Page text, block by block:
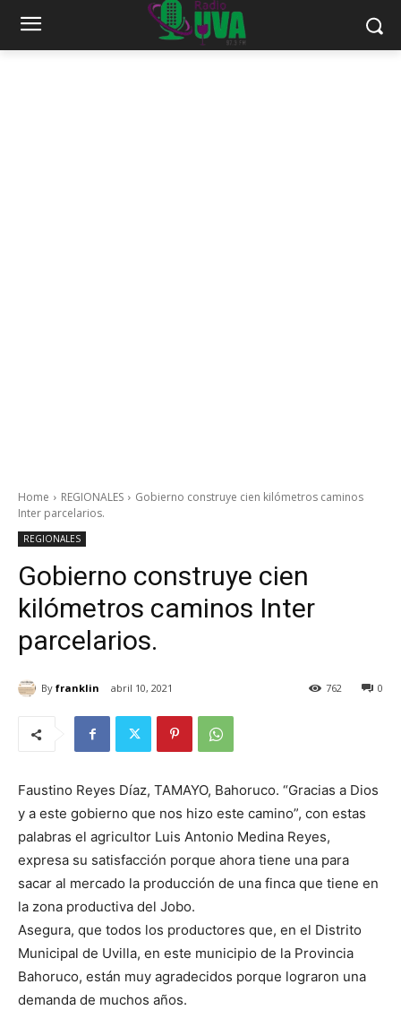
Home REGIONALES
Gobierno construye cien kilómetros caminos
Inter parcelarios.
REGIONALES
Gobierno construye cien
kilómetros caminos Inter
parcelarios.
By franklin abril 10, 2021 0
762
Faustino Reyes Díaz, TAMAYO, Bahoruco. “Gracias a Dios
y a este gobierno que nos hizo este camino”, con estas
palabras el agricultor Luis Antonio Medina Reyes,
expresa su satisfacción porque ahora tiene una para
sacar al mercado la producción de una finca que tiene en
la zona productiva del Jobo.
Asegura, que todos los productores que, en el Distrito
Municipal de Uvilla, en este municipio de la Provincia
Bahoruco, están muy agradecidos porque lograron una
demanda de muchos años.